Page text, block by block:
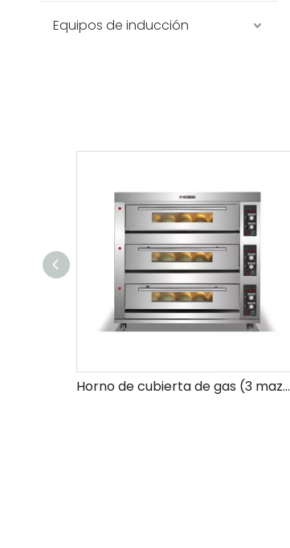
Equipos de inducción
Horno de cubierta de gas (3 mazos 9 bandejas)